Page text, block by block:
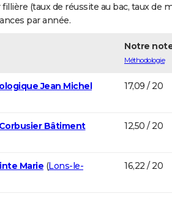
(taux de réussite au bac, taux de
par année.
Notre
Méthodologie
Jean Michel
17,09 / 20
Bâtiment
12,50 / 20
Marie (Lons-le-
16,22 / 20